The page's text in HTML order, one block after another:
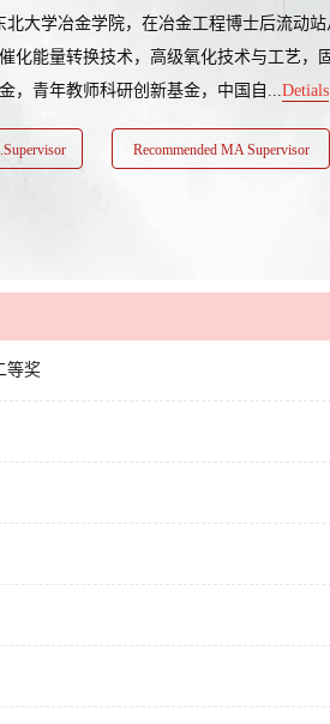
北大学冶金学院，在冶金工程博士后流动
化能量转换技术，高级氧化技术与工艺，
，青年教师科研创新基金，中国自...Detials
Recommended MA Supervisor
等奖